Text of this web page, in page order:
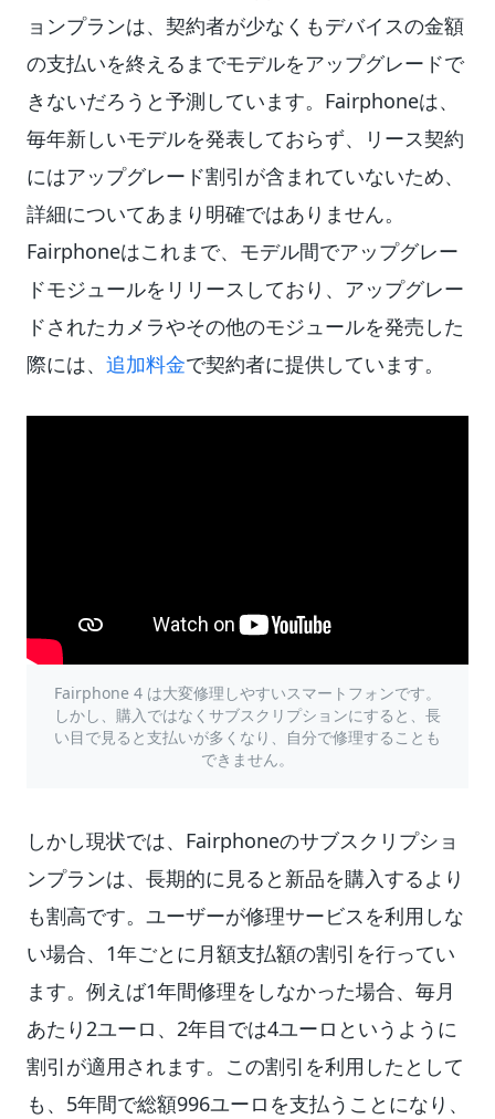
ョンプランは、契約者が少なくもデバイスの金額
の支払いを終えるまでモデルをアップグレードで
きないだろうと予測しています。Fairphoneは、
毎年新しいモデルを発表しておらず、リース契約
にはアップグレード割引が含まれていないため、
詳細についてあまり明確ではありません。
Fairphoneはこれまで、モデル間でアップグレー
ドモジュールをリリースしており、アップグレー
ドされたカメラやその他のモジュールを発売した
際には、 追加料金で契約者に提供しています。
Fairphone 4 は大変修理しやすいスマートフォンです。
しかし、購入ではなくサブスクリプションにすると、長
い目で見ると支払いが多くなり、自分で修理することも
できません。
しかし現状では、Fairphoneのサブスクリプショ
ンプランは、長期的に見ると新品を購入するより
も割高です。ユーザーが修理サービスを利用しな
い場合、1年ごとに月額支払額の割引を行ってい
ます。例えば1年間修理をしなかった場合、毎月
あたり2ユーロ、2年目では4ユーロというように
割引が適用されます。この割引を利用したとして
も、5年間で総額996ユーロを支払うことになり、